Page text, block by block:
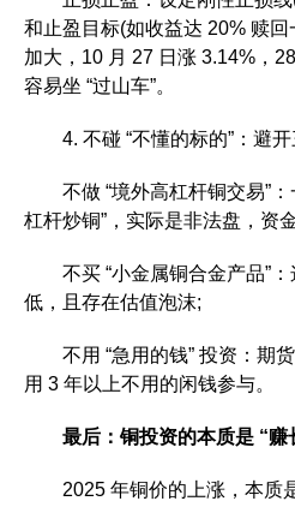
和止盈目标(如收益达 20% 赎
加大，10 月 27 日涨 3.14%，
容易坐 “过山车”。
4. 不碰 “不懂的标的”：避开
不做 “境外高杠杆铜交易”：
杠杆炒铜”，实际是非法盘，资
不买 “小金属铜合金产品”：
低，且存在估值泡沫;
不用 “急用的钱” 投资：期
用 3 年以上不用的闲钱参与。
最后：铜投资的本质是 “赚
2025 年铜价的上涨，本质是